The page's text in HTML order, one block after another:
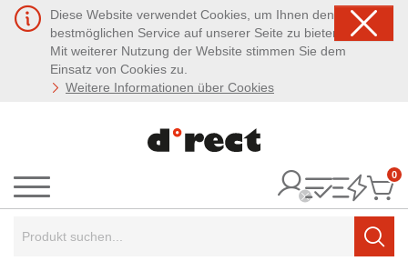
Diese Website verwendet Cookies, um Ihnen den
bestmöglichen Service auf unserer Seite zu bieten.
Mit weiterer Nutzung der Website stimmen Sie dem
Einsatz von Cookies zu.
Weitere Informationen über Cookies
Menü
0